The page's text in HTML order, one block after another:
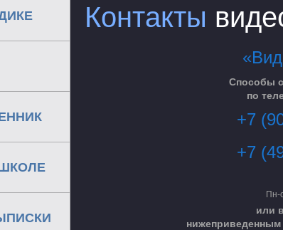
Контакты
Способы
по
+7
+7
Пн-
или
нижеприведенным